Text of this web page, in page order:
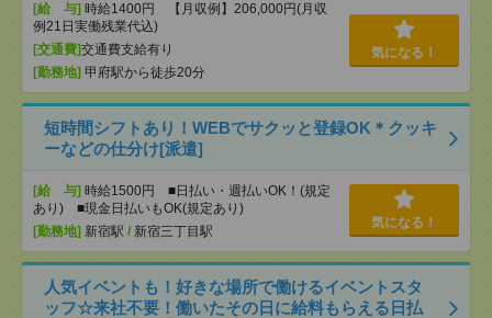
[給 与] 時給1400円 【月収例】206,000円(月収
例21日実働残業代込)
[交通費]交通費支給有り
[勤務地] 甲府駅から徒歩20分
気になる！
短時間シフトあり！WEBでサクッと登録OK＊クッキ
ーなどの仕分け[派遣]
[給 与] 時給1500円 ■日払い・週払いOK！(規定
あり) ■現金日払いもOK(規定あり)
[勤務地] 新宿駅 / 新宿三丁目駅
気になる！
人気イベントも！好きな場所で働けるイベントスタ
ッフ☆来社不要！働いたその日に給料もらえる日払